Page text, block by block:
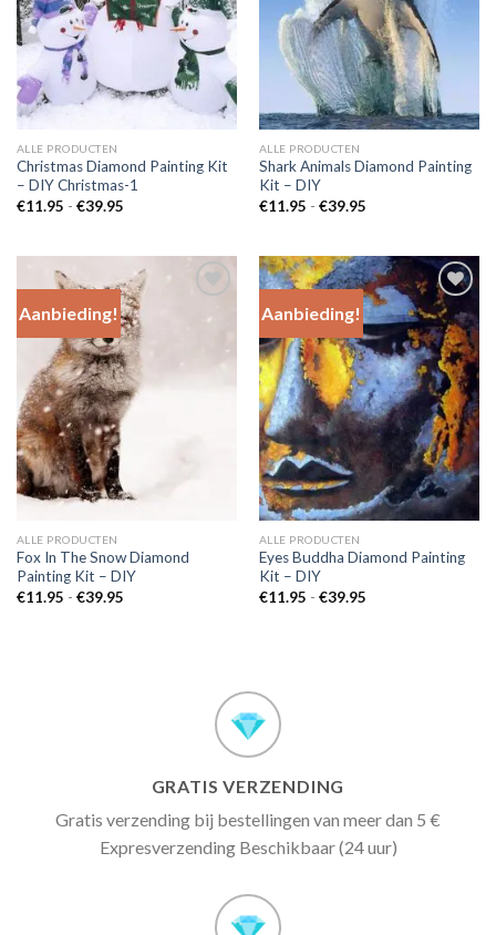
ALLE PRODUCTEN
Christmas Diamond Painting Kit
– DIY Christmas-1
€11.95 - €39.95Prijsklasse:
ALLE PRODUCTEN
Shark Animals Diamond Painting
Kit – DIY
€11.95 - €39.95Prijsklasse:
Aanbieding!
Wishlist
ALLE PRODUCTEN
Fox In The Snow Diamond
Painting Kit – DIY
€11.95 - €39.95Prijsklasse:
Aanbieding!
Add to
Wishlist
ALLE PRODUCTEN
Eyes Buddha Diamond Painting
Kit – DIY
€11.95 - €39.95Prijsklasse:
GRATIS VERZENDING
Gratis verzending bij bestellingen van meer dan 5 €
Expresverzending Beschikbaar (24 uur)